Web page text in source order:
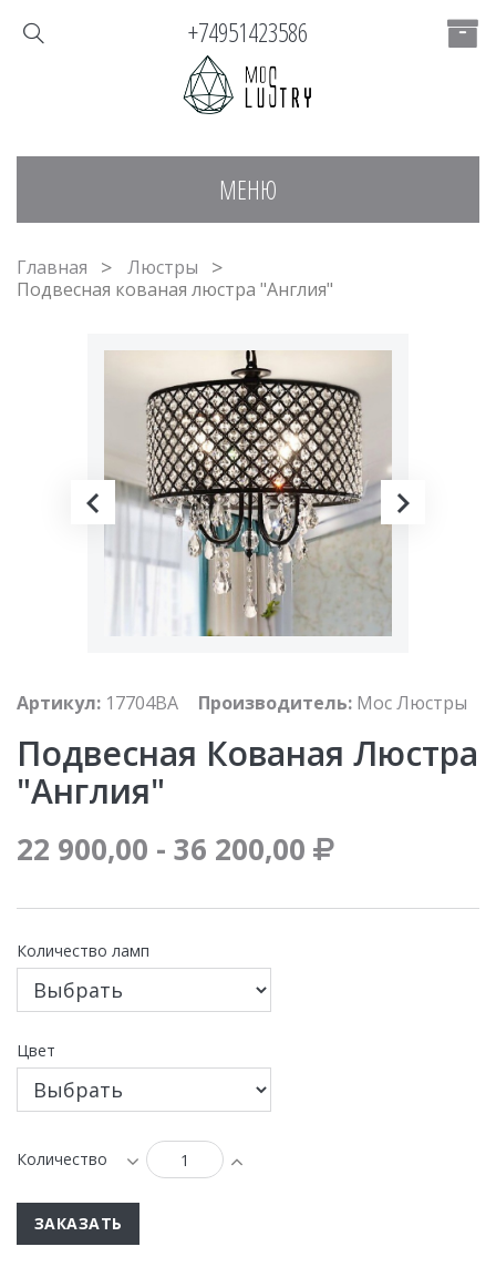
МЕНЮ
+74951423586
Главная
Люстры
Подвесная кованая люстра "Англия"
Артикул: 17704BA Производитель: Мос Люстры
Подвесная Кованая Люстра
"Англия"
22 900,00 - 36 200,00
Количество ламп
Цвет
Количество
ЗАКАЗАТЬ